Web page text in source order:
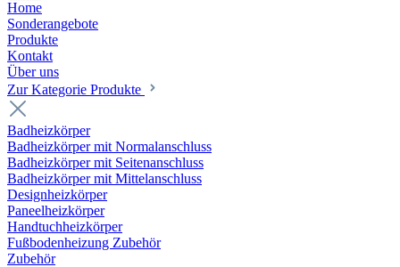
Home
Sonderangebote
Produkte
Kontakt
Über uns
Zur Kategorie Produkte
Badheizkörper
Badheizkörper mit Normalanschluss
Badheizkörper mit Seitenanschluss
Badheizkörper mit Mittelanschluss
Designheizkörper
Paneelheizkörper
Handtuchheizkörper
Fußbodenheizung Zubehör
Zubehör